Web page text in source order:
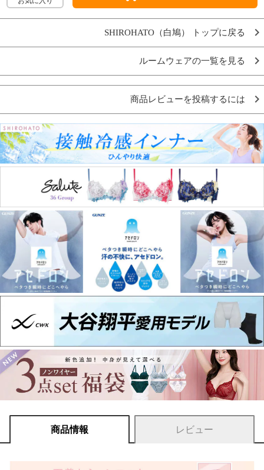
SHIROHATO（白鳩） トップに戻る
ルームウェアの一覧を見る
商品レビューを投稿するには
商品情報 レビュー